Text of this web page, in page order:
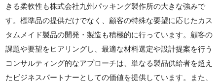
きる柔軟性も株式会社九州パッキング製作所の大きな強みで
す。標準品の提供だけでなく、顧客の特殊な要望に応じたカス
タムメイド製品の開発・製造も積極的に行っています。顧客の
課題や要望をヒアリングし、最適な材料選定や設計提案を行う
コンサルティング的なアプローチは、単なる製品供給者を超え
たビジネスパートナーとしての価値を提供しています。また、